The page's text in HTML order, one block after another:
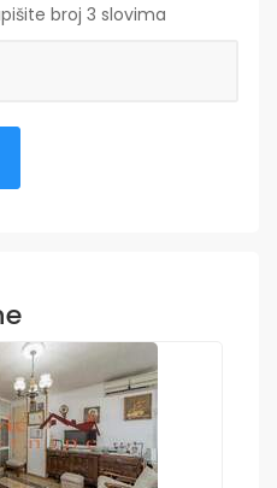
broj 3 slovima